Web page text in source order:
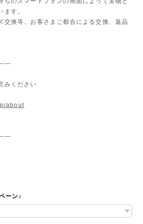
ます。
交換等、お客さまご都合による交換、返品
みください
about
ーン♪